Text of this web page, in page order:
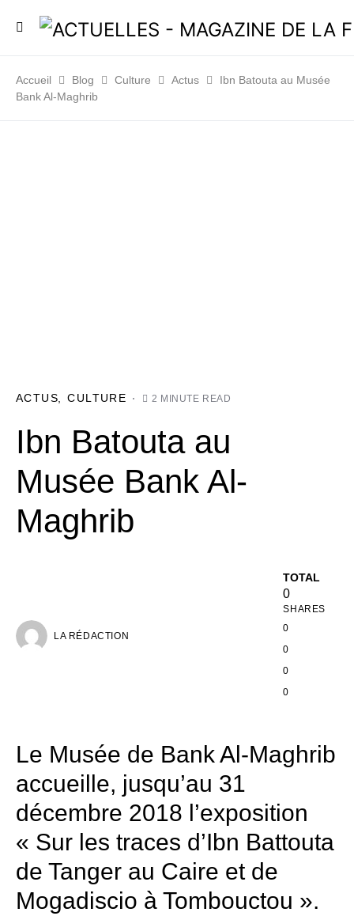
Accueil Blog Culture Actus
Ibn Batouta au Musée
Bank Al-Maghrib
ACTUS CULTURE 2 MINUTE READ
Ibn Batouta au
Musée Bank Al-
Maghrib
LA RÉDACTION
TOTAL
0
SHARES
0
0
0
0
Le Musée de Bank Al-Maghrib
accueille, jusqu’au 31
décembre 2018 l’exposition
« Sur les traces d’Ibn Battouta
de Tanger au Caire et de
Mogadiscio à Tombouctou ».